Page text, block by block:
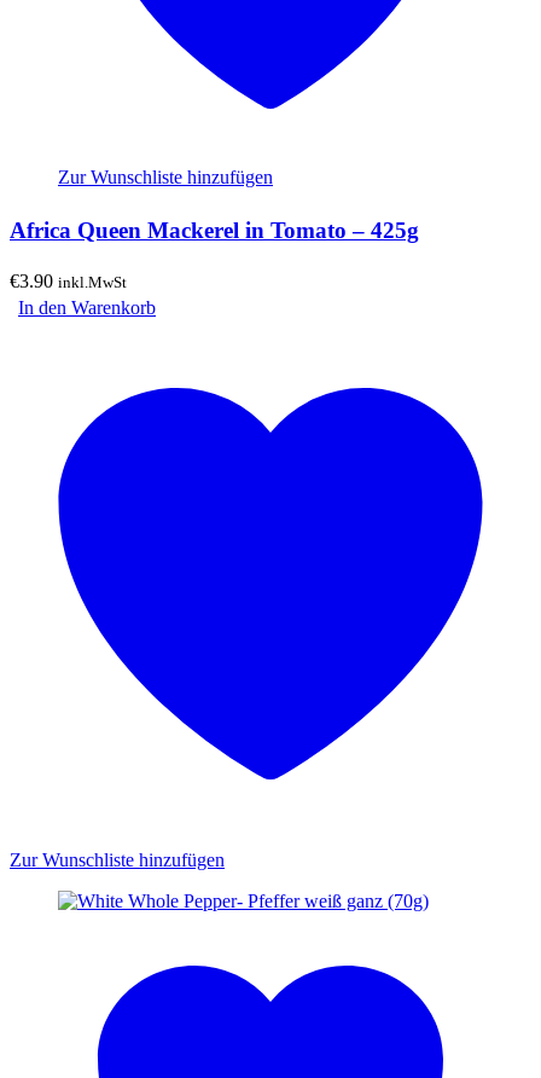
Zur Wunschliste hinzufügen
Africa Queen Mackerel in Tomato – 425g
€3.90 inkl.MwSt
In den Warenkorb
Zur Wunschliste hinzufügen